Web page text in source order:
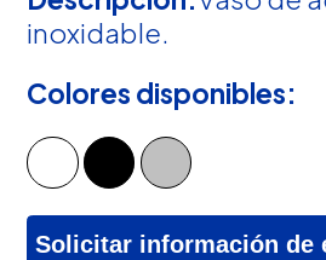
inoxidable.
Colores disponibles:
Solicitar información de